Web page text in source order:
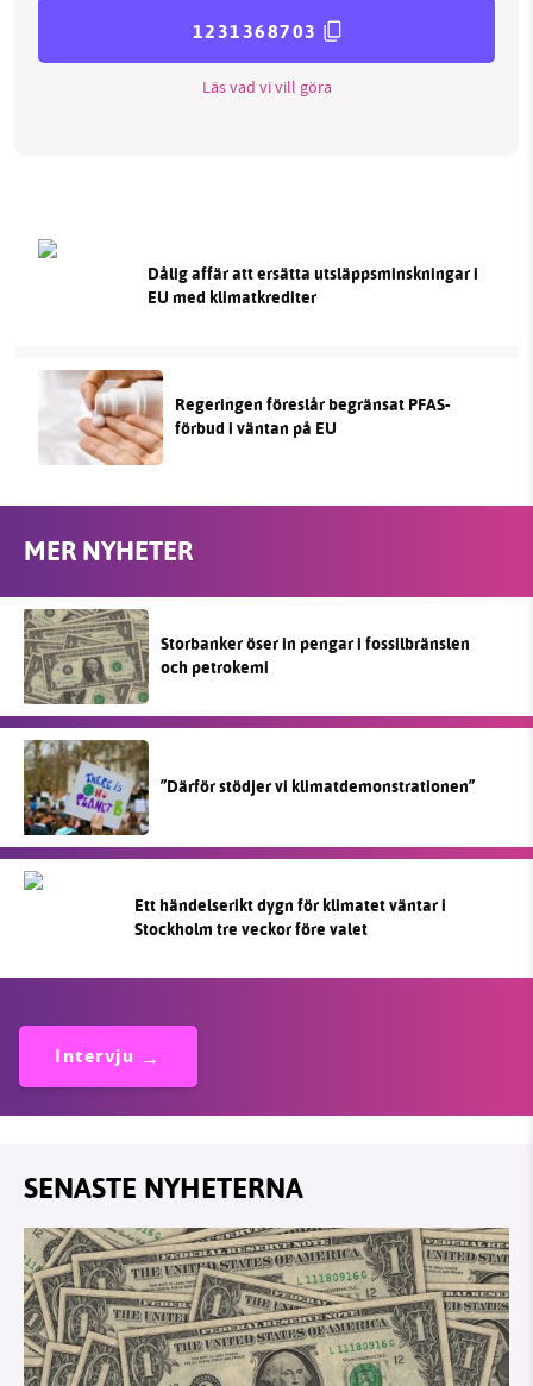
1231368703
Läs vad vi vill göra
Dålig affär att ersätta utsläppsminskningar i
EU med klimatkrediter
Regeringen föreslår begränsat PFAS-
förbud i väntan på EU
MER NYHETER
Storbanker öser in pengar i fossilbränslen
och petrokemi
”Därför stödjer vi klimatdemonstrationen”
Ett händelserikt dygn för klimatet väntar i
Stockholm tre veckor före valet
Intervju
SENASTE NYHETERNA